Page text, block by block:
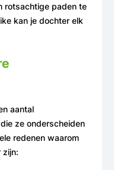
rotsachtige paden te
kan je dochter elk
aantal
ze onderscheiden
redenen waarom
zijn: